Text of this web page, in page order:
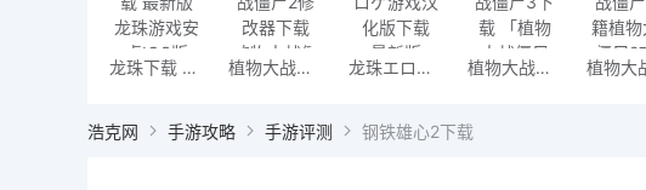
龙珠下载 最新版龙珠游戏安卓IOS版 植物大战僵尸2修改器下载 植物大战僵尸2修改器（456MB）变态版 龙珠エロゲ游戏汉化版下载 最新版 植物大战僵尸3下载 「植物大战僵尸3v4.0.5免费版」
浩克网 手游攻略 手游评测 钢铁雄心2下载